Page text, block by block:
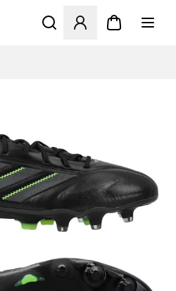
Öffnet ein Fenster zum